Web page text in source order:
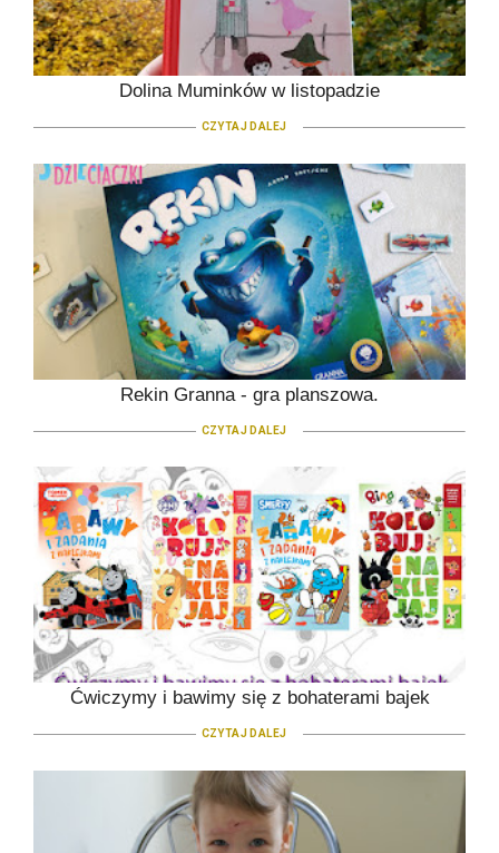
Dolina Muminków w listopadzie
CZYTAJ DALEJ
Rekin Granna - gra planszowa.
CZYTAJ DALEJ
Ćwiczymy i bawimy się z bohaterami bajek
CZYTAJ DALEJ